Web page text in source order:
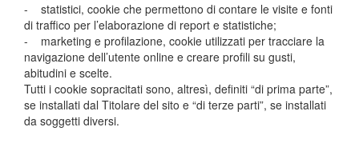
- statistici, cookie che permettono di contare le visite e fonti
di traffico per l’elaborazione di report e statistiche;
- marketing e profilazione, cookie utilizzati per tracciare la
navigazione dell’utente online e creare profili su gusti,
abitudini e scelte.
Tutti i cookie sopracitati sono, altresì, definiti “di prima parte”,
se installati dal Titolare del sito e “di terze parti”, se installati
da soggetti diversi.